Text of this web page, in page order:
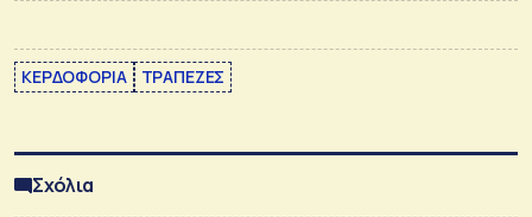
ΚΕΡΔΟΦΟΡΙΑ ΤΡΑΠΕΖΕΣ
Σχόλια